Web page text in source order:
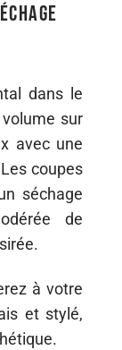
dans le
sur
avec une
coupes
séchage
de
à votre
et stylé,